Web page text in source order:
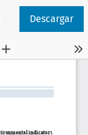
Descargar